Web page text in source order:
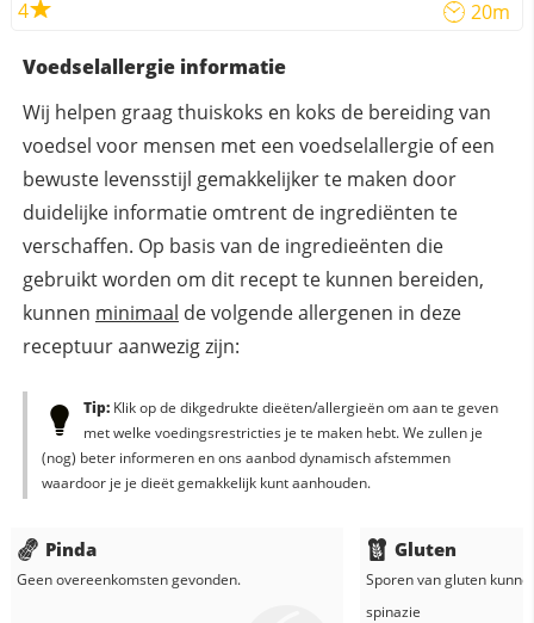
4 20m
Voedselallergie informatie
Wij helpen graag thuiskoks en koks de bereiding van
voedsel voor mensen met een voedselallergie of een
bewuste levensstijl gemakkelijker te maken door
duidelijke informatie omtrent de ingrediënten te
verschaffen. Op basis van de ingredieënten die
gebruikt worden om dit recept te kunnen bereiden,
kunnen minimaal de volgende allergenen in deze
receptuur aanwezig zijn:
Tip:Klik op de dikgedrukte dieëten/allergieën om aan te geven
met welke voedingsrestricties je te maken hebt. We zullen je
(nog) beter informeren en ons aanbod dynamisch afstemmen
waardoor je je dieët gemakkelijk kunt aanhouden.
Pinda
Geen overeenkomsten gevonden.
Gluten
Sporen van gluten
spinazie